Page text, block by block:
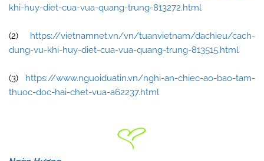
khi-huy-diet-cua-vua-quang-trung-813272.html
(2)
https://vietnamnet.vn/vn/tuanvietnam/dachieu/cach-
dung-vu-khi-huy-diet-cua-vua-quang-trung-813515.html
(3)
https://www.nguoiduatin.vn/nghi-an-chiec-ao-bao-tam-
thuoc-doc-hai-chet-vua-a62237.html